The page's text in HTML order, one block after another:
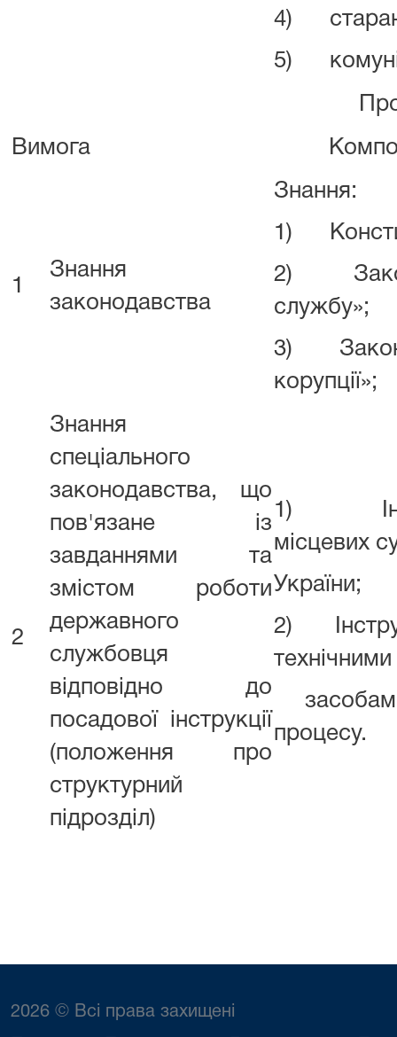
4)
5)
Професійні
Вимога
1
Знання
законодавства
Знання:
1)
2) Закон
службу»;
3) Закон
корупції»;
2
Знання
спеціального
законодавства, що
пов'язане із
завданнями та
змістом роботи
державного
службовця
відповідно до
посадової інструкції
(положення про
структурний
підрозділ)
1)
місцевих
України;
2)
технічними
процесу.
2026 © Всі права захищені